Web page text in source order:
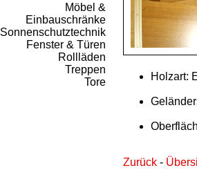
Holzart:
Zurück-
Möbel &
Einbauschränke
Sonnenschutztechnik
Fenster & Türen
Rollläden
Treppen
Tore